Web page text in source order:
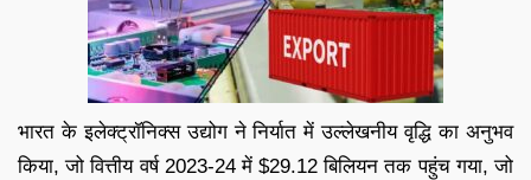
भारत के इलेक्ट्रॉनिक्स उद्योग ने निर्यात में उल्लेखनीय वृद्धि का अनुभव
किया, जो वित्तीय वर्ष 2023-24 में $29.12 बिलियन तक पहुंच गया, जो